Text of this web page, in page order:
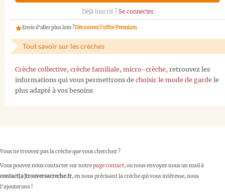
Déjà inscrit ? Se connecter
Envie d'aller plus loin ?Découvrez l'offre Premium
Tout savoir sur les crèches
Crèche collective, crèche familiale, micro-crèche, retrouvez les
informations qui vous permettrons de choisir le mode de garde le
plus adapté à vos besoins
Vous ne trouvez pas la crèche que vous cherchez ?
Vous pouvez nous contacter sur notrepage contact, ou nous envoyez nous un mail à
contact[a]trouversacreche.fr, en nous précisant la crèche qui vous intéresse, nous
l'ajouterons !